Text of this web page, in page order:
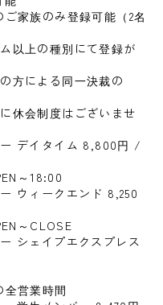
家族のみ登録可能（2名
以上の種別にて登録が
方による同一決裁の
休会制度はございませ
デイタイム 8,800円 /
～18:00
ウィークエンド 8,250
～CLOSE
シェイプエクスプレス
全営業時間